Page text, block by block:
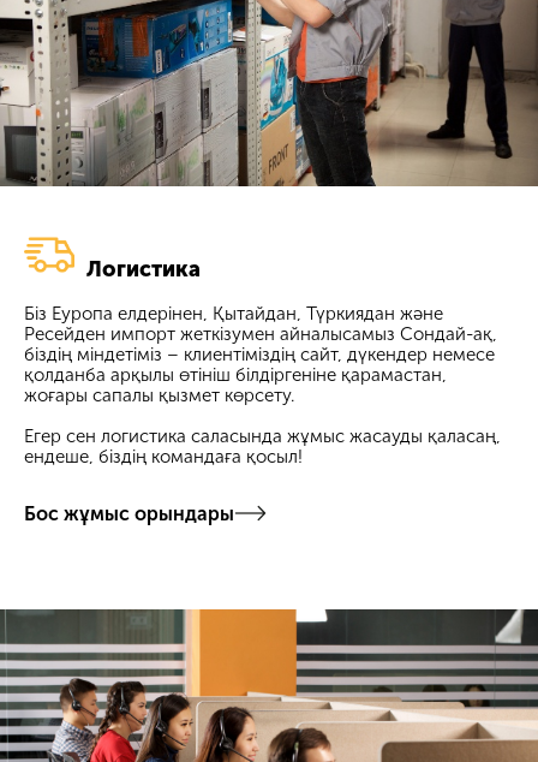
Логистика
Біз Еуропа елдерінен, Қытайдан, Түркиядан және
Ресейден импорт жеткізумен айналысамыз Сондай-ақ,
біздің міндетіміз – клиентіміздің сайт, дүкендер немесе
қолданба арқылы өтініш білдіргеніне қарамастан,
жоғары сапалы қызмет көрсету.
Егер сен логистика саласында жұмыс жасауды қаласаң,
ендеше, біздің командаға қосыл!
Бос жұмыс орындары